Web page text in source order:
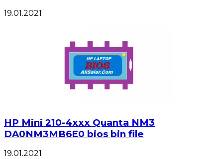
19.01.2021
HP Mini 210-4xxx Quanta NM3
DA0NM3MB6E0 bios bin file
19.01.2021